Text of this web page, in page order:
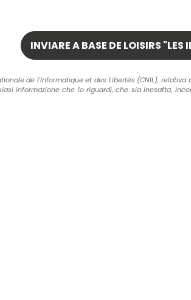
de l'Informatique et des Libertés (CNIL),
informazione che lo riguardi, che sia inesatta,